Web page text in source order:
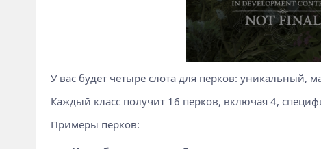
У вас будет четыре слота для перков: уникальный,
Каждый класс получит 16 перков, включая 4,
Примеры перков: